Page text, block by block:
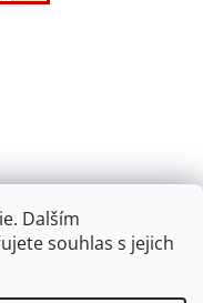
Dalším
souhlas s jejich